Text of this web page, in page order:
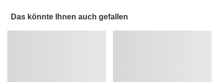
Das könnte Ihnen auch gefallen